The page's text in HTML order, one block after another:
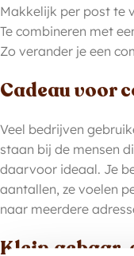
Makkelijk per post te
Te combineren met
Zo verander je een
Cadeau voor
Veel bedrijven
staan bij de mensen
daarvoor ideaal. Je
aantallen, ze voelen
naar meerdere
Klein